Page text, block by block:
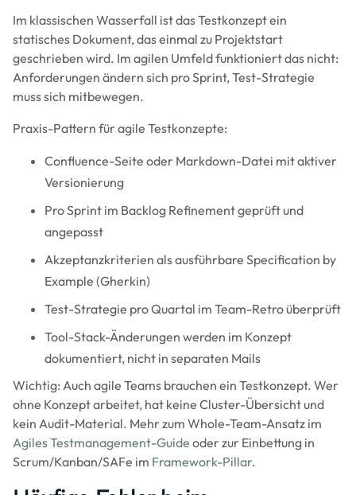
Im klassischen Wasserfall ist das Testkonzept ein
statisches Dokument, das einmal zu Projektstart
geschrieben wird. Im agilen Umfeld funktioniert das nicht:
Anforderungen ändern sich pro Sprint, Test-Strategie
muss sich mitbewegen.
Praxis-Pattern für agile Testkonzepte:
Confluence-Seite oder Markdown-Datei mit aktiver
Versionierung
Pro Sprint im Backlog Refinement geprüft und
angepasst
Akzeptanzkriterien als ausführbare Specification by
Example (Gherkin)
Test-Strategie pro Quartal im Team-Retro überprüft
Tool-Stack-Änderungen werden im Konzept
dokumentiert, nicht in separaten Mails
Wichtig: Auch agile Teams brauchen ein Testkonzept. Wer
ohne Konzept arbeitet, hat keine Cluster-Übersicht und
kein Audit-Material. Mehr zum Whole-Team-Ansatz im
Agiles Testmanagement-Guide oder zur Einbettung in
Scrum/Kanban/SAFe im Framework-Pillar.